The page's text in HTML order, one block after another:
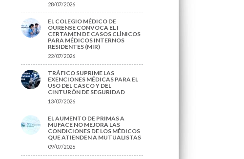
28/07/2026
EL COLEGIO MÉDICO DE
OURENSE CONVOCA EL I
CERTAMEN DE CASOS CLÍNICOS
PARA MÉDICOS INTERNOS
RESIDENTES (MIR)
22/07/2026
TRÁFICO SUPRIME LAS
EXENCIONES MÉDICAS PARA EL
USO DEL CASCO Y DEL
CINTURÓN DE SEGURIDAD
13/07/2026
EL AUMENTO DE PRIMAS A
MUFACE NO MEJORA LAS
CONDICIONES DE LOS MÉDICOS
QUE ATIENDEN A MUTUALISTAS
09/07/2026